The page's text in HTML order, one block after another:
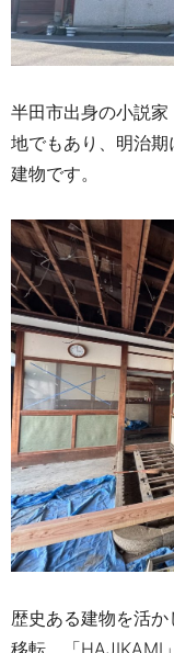
半田市出身の小説家
地でもあり、明治
建物です。
歴史ある建物を活